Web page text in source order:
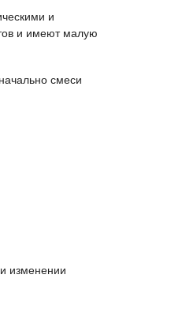
и
и имеют малую
смеси
изменении